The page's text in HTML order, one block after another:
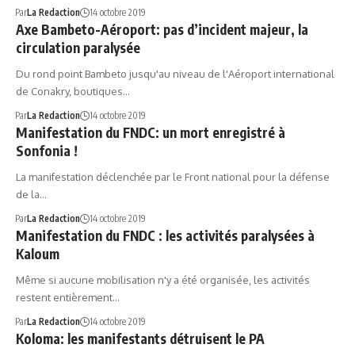
ParLa Redaction 14 octobre 2019
Axe Bambeto-Aéroport: pas d’incident majeur, la
circulation paralysée
Du rond point Bambeto jusqu'au niveau de l'Aéroport international
de Conakry, boutiques…
ParLa Redaction 14 octobre 2019
Manifestation du FNDC: un mort enregistré à
Sonfonia !
La manifestation déclenchée par le Front national pour la défense
de la…
ParLa Redaction 14 octobre 2019
Manifestation du FNDC : les activités paralysées à
Kaloum
Même si aucune mobilisation n'y a été organisée, les activités
restent entièrement…
ParLa Redaction 14 octobre 2019
Koloma: les manifestants détruisent le PA